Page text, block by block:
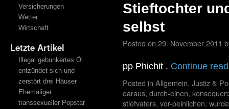
Versicherungen
Wetter
Wirtschaft
Letzte Artikel
Illegal gebunkertes Öl
entzündet sich und
zerstört drei Häuser
Ehemaliger
transsexueller Popstar
Stieftochter
selbst
Posted on 29. November 2011
pp Phichit . Continue
Posted in Allgemein, Justiz &
daraus, durch-einen,
stiefvaters, vor-peinlichen,